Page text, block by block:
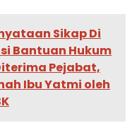
Sikap Di
Bantuan Hukum
Pejabat,
Ibu Yatmi oleh